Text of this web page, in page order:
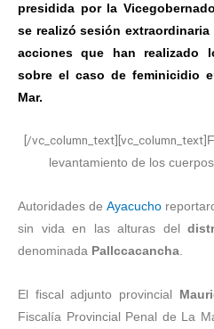
presidida por la
se realizó sesión
acciones que han realizado
sobre el caso de feminicidio
Mar.
[/vc_column_text][vc_column_text]
levantamiento de los
Autoridades de Ayacucho
sin vida en las alturas del
denominada Pallccacancha.
El fiscal adjunto provincial
Fiscalía Provincial Penal de La